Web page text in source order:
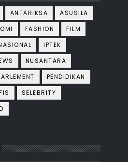
ANTARIKSA
ASUSILA
FASHION
FILM
IPTEK
NUSANTARA
PENDIDIKAN
SELEBRITY